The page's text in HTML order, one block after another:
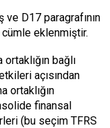
D17 paragrafının
eklenmiştir.
bağlı
açısından
ortaklığın
finansal
(bu seçim TFRS